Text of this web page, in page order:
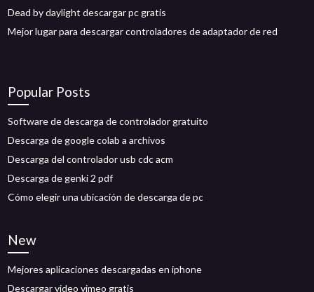
Dead by daylight descargar pc gratis
Mejor lugar para descargar controladores de adaptador de red
Popular Posts
Software de descarga de controlador gratuito
Descarga de google colab a archivos
Descarga del controlador usb cdc acm
Descarga de genki 2 pdf
Cómo elegir una ubicación de descarga de pc
New
Mejores aplicaciones descargadas en iphone
Descargar video vimeo gratis